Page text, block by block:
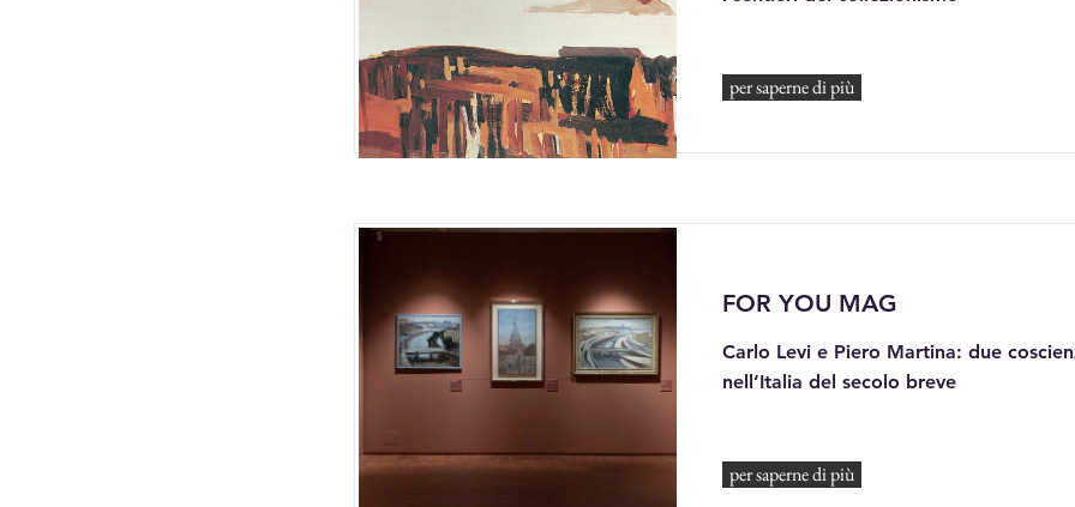
per saperne di più
FOR YOU MAG
Carlo Levi e Piero Martina: due
nell’Italia del secolo breve
per saperne di più